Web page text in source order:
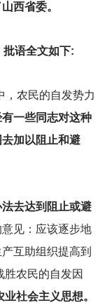
西省委。
语全文如下:
，农民的自发势力
一些同志对这种
加以阻止和避
去达到阻止或避
见：应该逐步地
互助组织提高到
胜农民的自发因
社会主义思想。